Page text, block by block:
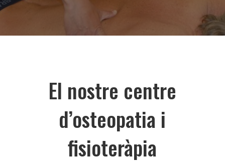
El nostre centre
d’osteopatia i
fisioteràpia